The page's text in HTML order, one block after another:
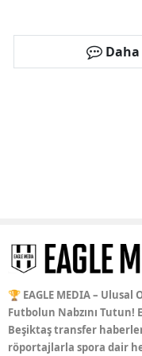
🏆 EAGLE MEDIA –
Futbolun Nabzını
Beşiktaş transfer
röportajlarla spora dair